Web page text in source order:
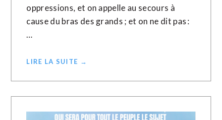
oppressions, et on appelle au secours à
cause du bras des grands ; et on ne dit pas :
…
LIRE LA SUITE →